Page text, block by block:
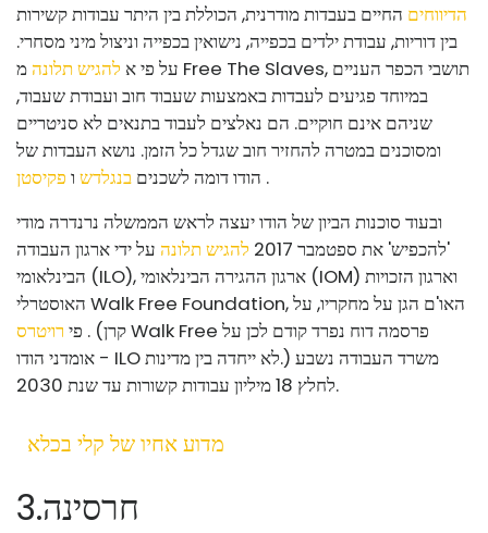
הדיווחים החיים בעבדות מודרנית, הכוללת בין היתר עבודות קשירות
בין דוריות, עבודת ילדים בכפייה, נישואין בכפייה וניצול מיני מסחרי.
על פי א להגיש תלונה מ Free The Slaves, תושבי הכפר העניים
במיוחד פגיעים לעבדות באמצעות שעבוד חוב ועבודת שעבוד,
שניהם אינם חוקיים. הם נאלצים לעבוד בתנאים לא סניטריים
ומסוכנים במטרה להחזיר חוב שגדל כל הזמן. נושא העבדות של
הודו דומה לשכנים בנגלדש ו פקיסטן
.
ובעוד סוכנות הביון של הודו יעצה לראש הממשלה נרנדרה מודי
'להכפיש' את ספטמבר 2017
להגיש תלונה על ידי ארגון העבודה
הבינלאומי (ILO), ארגון ההגירה הבינלאומי (IOM) וארגון הזכויות
האוסטרלי Walk Free Foundation, האו'ם הגן על מחקריו, על
פי רויטרס
. (קרן Walk Free פרסמה דוח נפרד קודם לכן על
אומדני הודו - ILO לא ייחדה בין מדינות.) משרד העבודה נשבע
לחלץ 18 מיליון עבודות קשורות עד שנת 2030.
מדוע אחיו של קלי בכלא
3.חרסינה